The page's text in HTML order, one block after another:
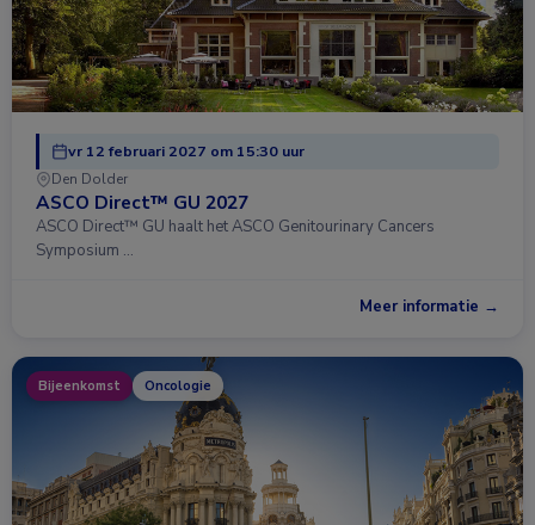
vr 12 februari 2027 om 15:30 uur
Den Dolder
ASCO Direct™ GU 2027
ASCO Direct™ GU haalt het ASCO Genitourinary Cancers
Symposium …
Meer informatie →
Bijeenkomst Oncologie